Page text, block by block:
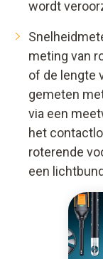
wordt
meting van
of de lengte
gemeten
via een
het
roterende
een